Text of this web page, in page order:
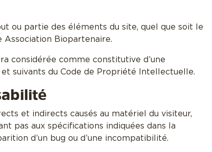
ou partie des éléments du site, quel que soit le
Biopartenaire.
considérée comme constitutive d’une
suivants du Code de Propriété Intellectuelle.
et indirects causés au matériel du visiteur,
pas aux spécifications indiquées dans la
d’un bug ou d’une incompatibilité.